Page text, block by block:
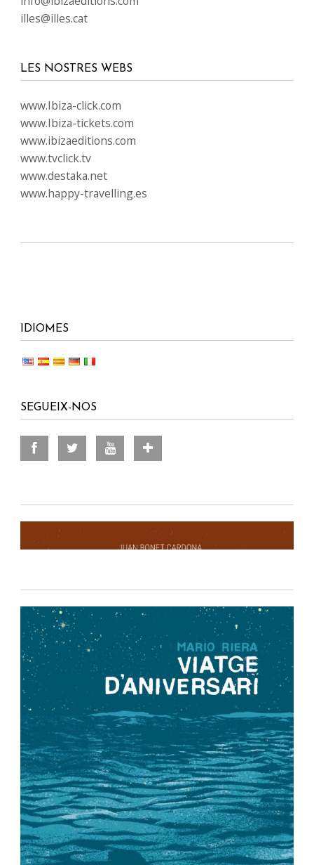
illes@illes.cat
LES NOSTRES WEBS
www.Ibiza-click.com
www.Ibiza-tickets.com
www.ibizaeditions.com
www.tvclick.tv
www.destaka.net
www.happy-travelling.es
IDIOMES
SEGUEIX-NOS